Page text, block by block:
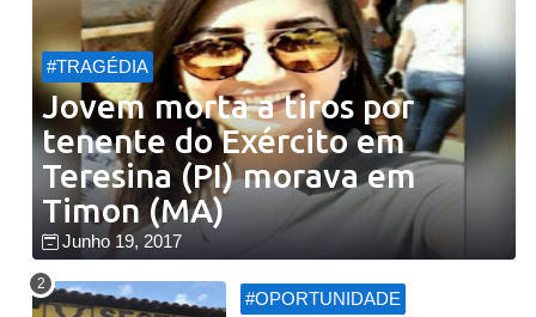
#TRAGÉDIA
Jovem morta a tiros por
tenente do Exército em
Teresina (PI) morava em
Timon (MA)
Junho 19, 2017
#OPORTUNIDADE